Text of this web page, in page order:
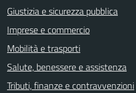
Giustizia e sicurezza pubblica
Imprese e commercio
Mobilità e trasporti
Salute, benessere e assistenza
Tributi, finanze e contravvenzioni